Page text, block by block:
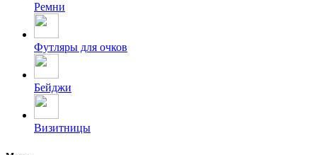
Ремни
Футляры для очков
Бейджи
Визитницы